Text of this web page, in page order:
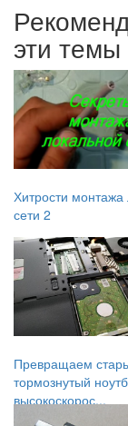
эти темы
Хитрости монтажа
сети 2
Превращаем
тормознутый
высокоскорос...